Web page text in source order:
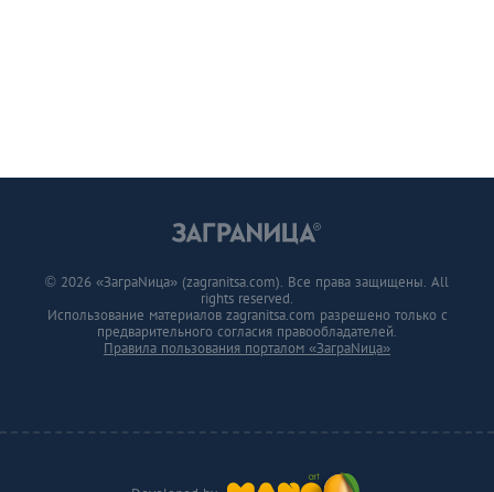
© 2026 «ЗаграNица» (zagranitsa.com). Все права защищены. All
rights reserved.
Использование материалов zagranitsa.com разрешено только с
предварительного согласия правообладателей.
Правила пользования порталом «ЗаграNица»